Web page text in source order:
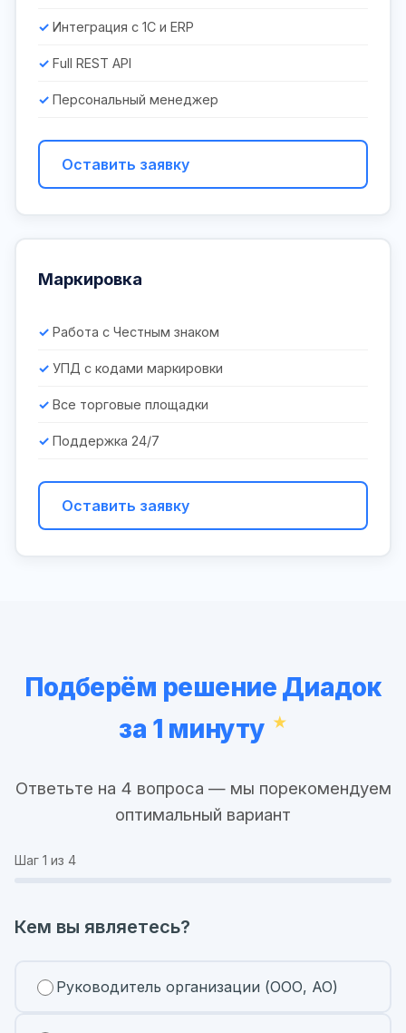
Интеграция с 1С и ERP
Full REST API
Персональный менеджер
Оставить заявку
Маркировка
Работа с Честным знаком
УПД с кодами маркировки
Все торговые площадки
Поддержка 24/7
Оставить заявку
Подберём решение Диадок
за 1 минуту
Ответьте на 4 вопроса — мы порекомендуем
оптимальный вариант
Шаг 1 из 4
Кем вы являетесь?
Руководитель организации (ООО, АО)